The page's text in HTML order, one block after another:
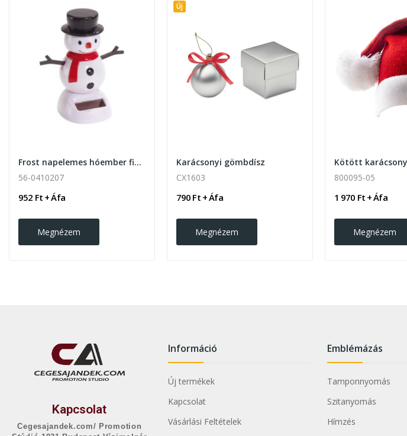
Frost napelemes hóember figura
56-0410207
952 Ft + Áfa
Megnézem
Új
Karácsonyi gömbdísz
CX1603
790 Ft + Áfa
Megnézem
800095-05
1 970 Ft + Áfa
Megnézem
Kapcsolat
Cegesajandek.com/ Promotion
Információ
Új termékek
Kapcsolat
Vásárlási Feltételek
Emblémázás
Tamponnyomás
Szitanyomás
Hímzés